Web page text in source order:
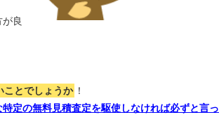
良
ことでしょうか ！
定の無料見積査定を駆使しなければ必ずと言っ